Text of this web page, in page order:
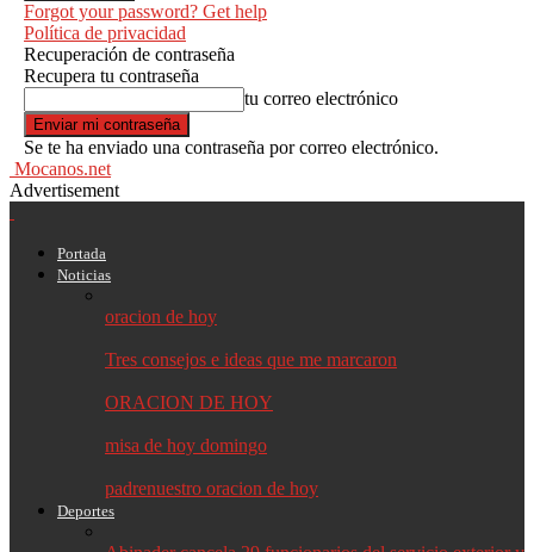
Forgot your password? Get help
Política de privacidad
Recuperación de contraseña
Recupera tu contraseña
tu correo electrónico
Se te ha enviado una contraseña por correo electrónico.
Mocanos.net
Advertisement
Portada
Noticias
oracion de hoy
Tres consejos e ideas que me marcaron
ORACION DE HOY
misa de hoy domingo
padrenuestro oracion de hoy
Deportes